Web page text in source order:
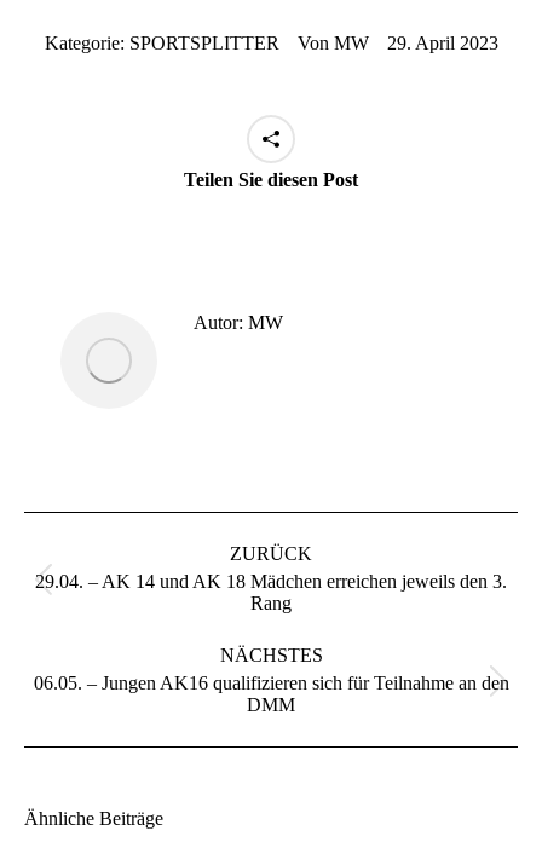
Kategorie: SPORTSPLITTER Von MW 29. April 2023
Teilen Sie diesen Post
Autor: MW
ZURÜCK
Vorheriger
Beitrag:
29.04. – AK 14 und AK 18 Mädchen erreichen jeweils den 3.
Rang
NÄCHSTES
Nächster
Beitrag:
06.05. – Jungen AK16 qualifizieren sich für Teilnahme an den
DMM
Ähnliche Beiträge